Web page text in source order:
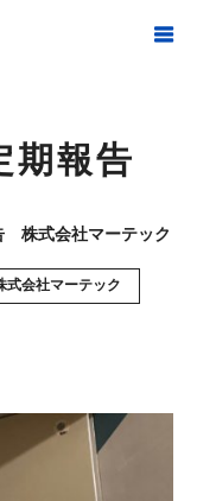
期報告
株式会社マーテック
会社マーテック